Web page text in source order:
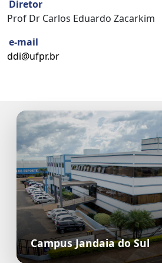
Diretor
Prof Dr Carlos Eduardo Zacarkim
e-mail
ddi@ufpr.br
Campus Jandaia do Sul